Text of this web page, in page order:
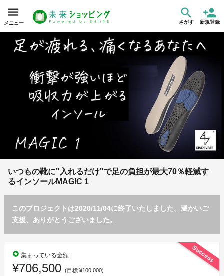
メニュー さがす 新規登録
いつもの靴に"入れるだけ"で足の負担が最大70％軽減す
るインソールMAGIC 1
このプロジェクトは2020/11/04に終了いたしました。温かいご
支援、ありがとうございました。
Success
stars 集まっている金額
¥706,500 (目標 ¥100,000)